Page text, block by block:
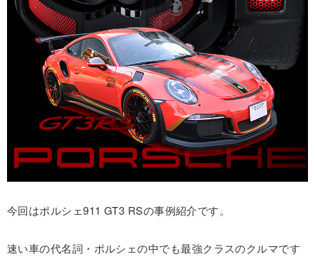
今回はポルシェ911 GT3 RSの事例紹介です。
速い車の代名詞・ポルシェの中でも最強クラスのクルマです